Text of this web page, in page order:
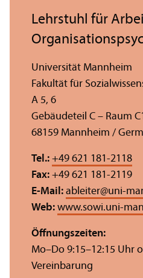
Lehr­stuhl für
Universität Mannheim
Fakultät für
A 5, 6
Gebäudeteil C – Raum
68159 Mannheim /
Tel.: +49 621 181-2118
Fax: +49 621 181-2119
E-Mail: ableiter@uni-
Web: www.sowi.uni-
Öffnungs­zeiten:
Mo–Do 9:15–12:15 Uhr
Vereinbarung